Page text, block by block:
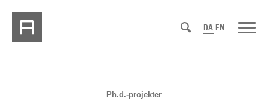
DA EN
Ph.d.-projekter